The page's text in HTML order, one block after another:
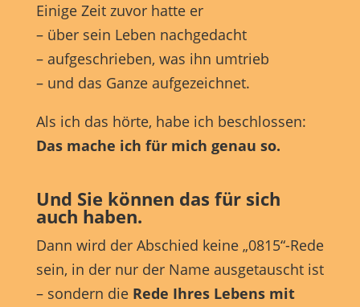
Einige Zeit zuvor hatte er
– über sein Leben nachgedacht
– aufgeschrieben, was ihn umtrieb
– und das Ganze aufgezeichnet.
Als ich das hörte, habe ich beschlossen:
Das mache ich für mich genau so.
Und Sie können das für sich
auch haben.
Dann wird der Abschied keine „0815“-Rede
sein, in der nur der Name ausgetauscht ist
– sondern die Rede Ihres Lebens mit